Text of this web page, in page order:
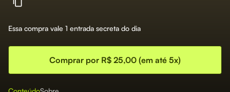
Essa compra vale 1 entrada secreta do dia
Comprar por R$ 25,00 (em até 5x)